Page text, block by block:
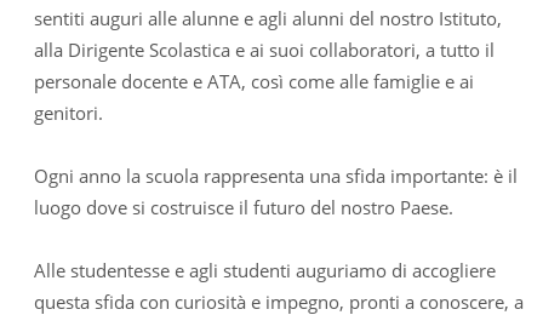
sentiti auguri alle alunne e agli alunni del nostro Istituto,
alla Dirigente Scolastica e ai suoi collaboratori, a tutto il
personale docente e ATA, così come alle famiglie e ai
genitori.
Ogni anno la scuola rappresenta una sfida importante: è il
luogo dove si costruisce il futuro del nostro Paese.
Alle studentesse e agli studenti auguriamo di accogliere
questa sfida con curiosità e impegno, pronti a conoscere, a